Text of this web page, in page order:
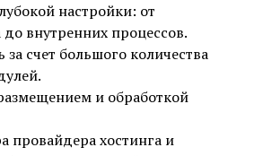
настройки: от
внутренних процессов.
счет большого количества
и обработкой
провайдера хостинга и